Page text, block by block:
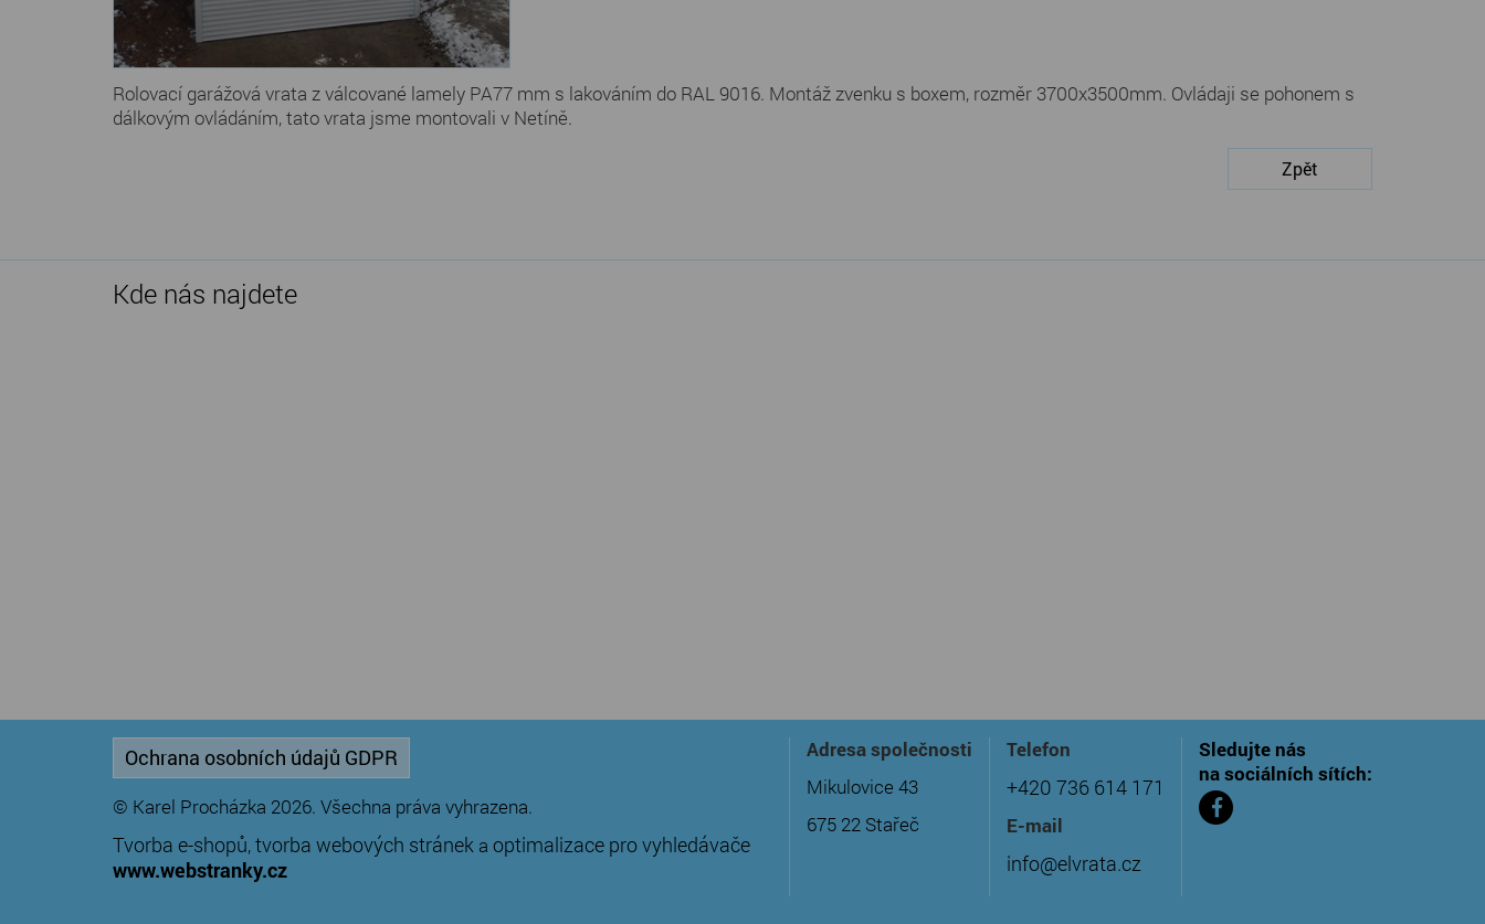
Rolovací garážová vrata z válcované lamely PA77 mm s lakováním do RAL 9016. Montáž zvenku s boxem, rozměr 3700x3500mm. Ovládaji se pohonem s
dálkovým ovládáním, tato vrata jsme montovali v Netíně.
Zpět
Kde nás najdete
Sledujte nás
na sociálních sítích:
Telefon
+420 736 614 171
E-mail
info@elvrata.cz
Adresa společnosti
Mikulovice 43
675 22 Stařeč
Ochrana osobních údajů GDPR
© Karel Procházka 2026. Všechna práva vyhrazena.
Tvorba e-shopů,tvorba webových stránek a optimalizace pro vyhledávače
www.webstranky.cz